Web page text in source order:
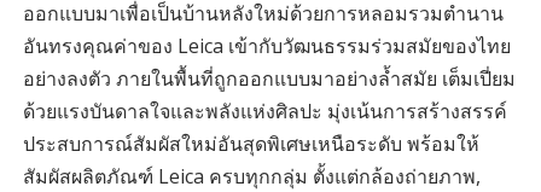
ออกแบบมาเพื่อเป็นบ้านหลังใหม่ด้วยการหลอมรวมตำนาน
อันทรงคุณค่าของ Leica เข้ากับวัฒนธรรมร่วมสมัยของไทย
อย่างลงตัว ภายในพื้นที่ถูกออกแบบมาอย่างล้ำสมัย เต็มเปี่ยม
ด้วยแรงบันดาลใจและพลังแห่งศิลปะ มุ่งเน้นการสร้างสรรค์
ประสบการณ์สัมผัสใหม่อันสุดพิเศษเหนือระดับ พร้อมให้
สัมผัสผลิตภัณฑ์ Leica ครบทุกกลุ่ม ตั้งแต่กล้องถ่ายภาพ,